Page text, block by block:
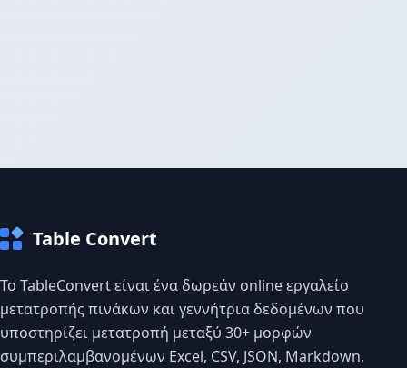
Table Convert
Το TableConvert είναι ένα δωρεάν online εργαλείο
μετατροπής πινάκων και γεννήτρια δεδομένων που
υποστηρίζει μετατροπή μεταξύ 30+ μορφών
συμπεριλαμβανομένων Excel, CSV, JSON, Markdown,